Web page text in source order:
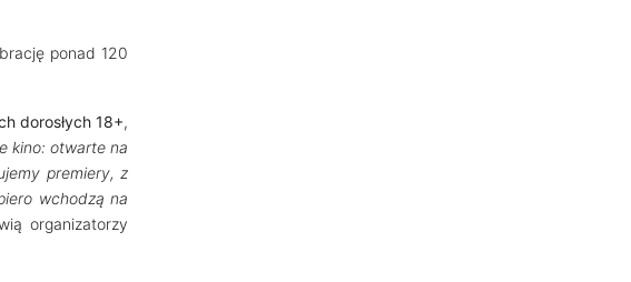
ponad 120
dorosłych 18+,
kino: otwarte na
premiery, z
wchodzą na
organizatorzy